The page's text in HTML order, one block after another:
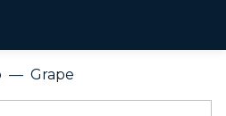
Grape